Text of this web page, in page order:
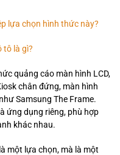
lựa chọn hình thức này?
tô là gì?
quảng cáo màn hình LCD,
chân đứng, màn hình
Samsung The Frame.
ứng dụng riêng, phù hợp
khác nhau.
một lựa chọn, mà là một